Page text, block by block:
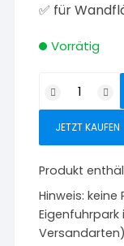
✅ für
Vorrätig
F6
Beige
30
×
60
cm
JETZT KAUFEN
Produkt
Hinweis:keine
Eigenfuhrpark
Versandarten)